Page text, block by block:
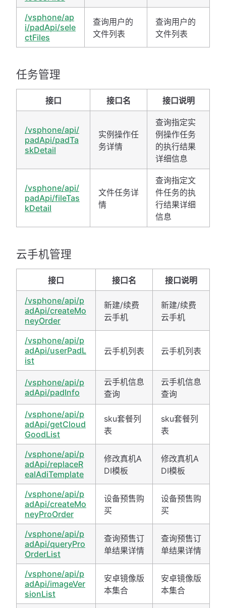
/vsphone/ap
i/padApi/sele
ctFiles
查询用户的
文件列表
查询用户的
文件列表
任务管理
接口 接口名 接口说明
/vsphone/api/
padApi/padTa
skDetail
实例操作任
务详情
查询指定实
例操作任务
的执行结果
详细信息
/vsphone/api/
padApi/fileTas
kDetail
文件任务详
情
查询指定文
件任务的执
行结果详细
信息
云手机管理
接口 接口名
接口说明
/vsphone/api/p
adApi/createMo
neyOrder
新建/续费
云手机
新建/续费
云手机
/vsphone/api/p
adApi/userPadL
ist
云手机列表 云手机列表
/vsphone/api/p
adApi/padInfo
云手机信息
查询
云手机信息
查询
/vsphone/api/p
adApi/getCloud
GoodList
sku套餐列
表
sku套餐列
表
/vsphone/api/p
adApi/replaceR
ealAdiTemplate
修改真机A
DI模板
修改真机A
DI模板
/vsphone/api/p
adApi/createMo
neyProOrder
设备预售购
买
设备预售购
买
/vsphone/api/p
adApi/queryPro
OrderList
查询预售订
单结果详情
查询预售订
单结果详情
/vsphone/api/p
adApi/imageVer
sionList
安卓镜像版
本集合
安卓镜像版
本集合